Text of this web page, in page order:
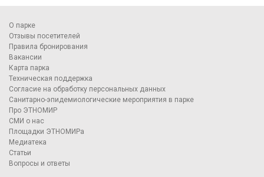
О парке
Отзывы посетителей
Правила бронирования
Вакансии
Карта парка
Техническая поддержка
Согласие на обработку персональных данных
Санитарно-эпидемиологические мероприятия в парке
Про ЭТНОМИР
СМИ о нас
Площадки ЭТНОМИРа
Медиатека
Статьи
Вопросы и ответы